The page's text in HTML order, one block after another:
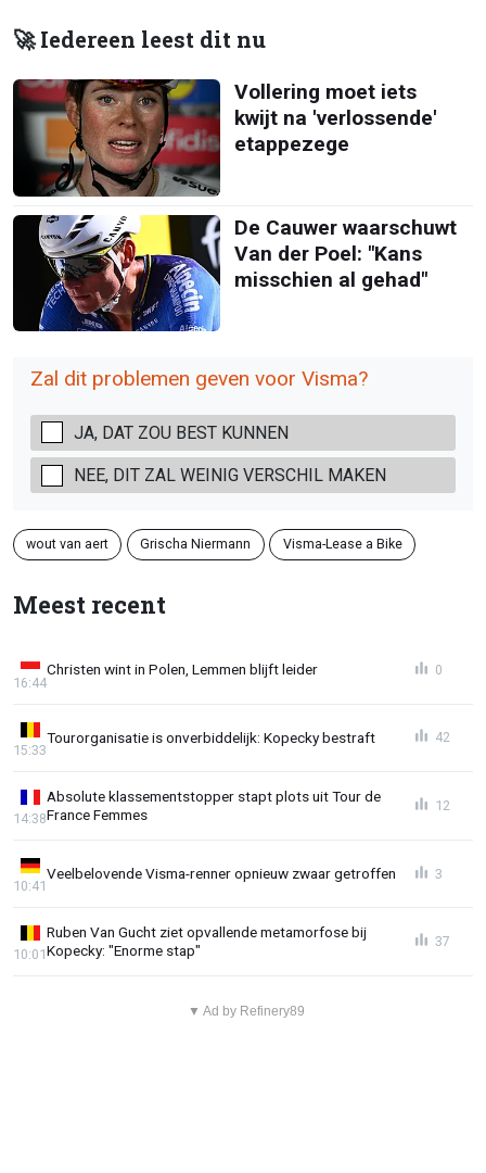
🚀 Iedereen leest dit nu
Vollering moet iets
kwijt na 'verlossende'
etappezege
De Cauwer waarschuwt
Van der Poel: "Kans
misschien al gehad"
Zal dit problemen geven voor Visma?
JA, DAT ZOU BEST KUNNEN
NEE, DIT ZAL WEINIG VERSCHIL MAKEN
wout van aert Grischa Niermann Visma-Lease a Bike
Meest recent
Christen wint in Polen, Lemmen blijft leider
16:44
0
Tourorganisatie is onverbiddelijk: Kopecky bestraft
15:33
42
Absolute klassementstopper stapt plots uit Tour de
France Femmes
14:38
12
Veelbelovende Visma-renner opnieuw zwaar getroffen
10:41
3
Ruben Van Gucht ziet opvallende metamorfose bij
Kopecky: "Enorme stap"
10:01
37
▼ Ad by Refinery89